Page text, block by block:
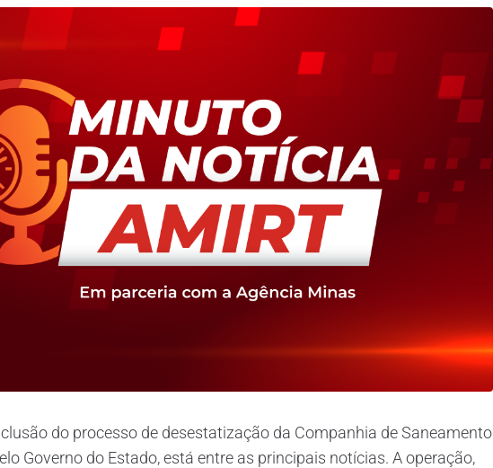
do processo de desestatização da Companhia de Saneamento
Governo do Estado, está entre as principais notícias. A operação,